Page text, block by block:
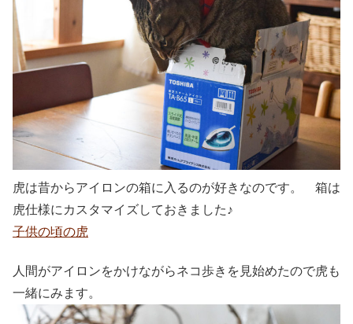
虎は昔からアイロンの箱に入るのが好きなのです。 箱は
虎仕様にカスタマイズしておきました♪
子供の頃の虎
人間がアイロンをかけながらネコ歩きを見始めたので虎も
一緒にみます。